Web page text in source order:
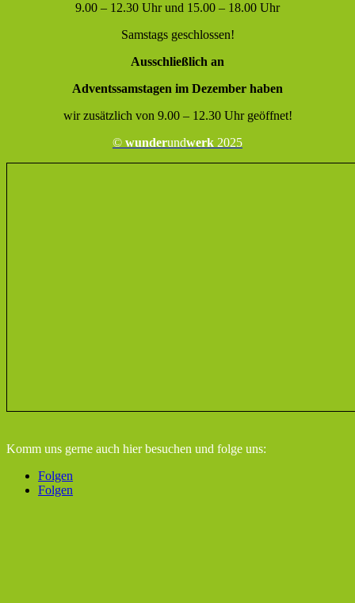
9.00 – 12.30 Uhr und 15.00 – 18.00 Uhr
Samstags geschlossen!
Ausschließlich an
Adventssamstagen im Dezember haben
wir zusätzlich von 9.00 – 12.30 Uhr geöffnet!
© wunderundwerk 2025
Komm uns gerne auch hier besuchen und folge uns:
Folgen
Folgen